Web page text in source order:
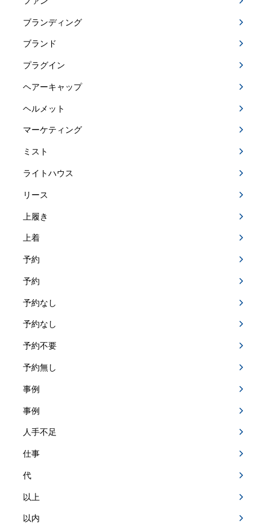
ブランディング
ブランド
プラグイン
ヘアーキャップ
ヘルメット
マーケティング
ミスト
ライトハウス
リース
上履き
上着
予約
予約
予約なし
予約なし
予約不要
予約無し
事例
事例
人手不足
仕事
代
以上
以内